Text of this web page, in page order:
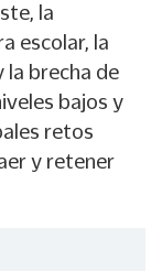
la
escolar, la
la brecha de
bajos y
retos
y retener